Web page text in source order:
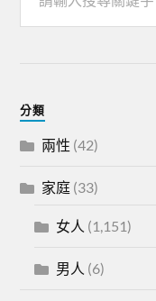
分類
兩性 (42)
家庭 (33)
女人 (1,151)
男人 (6)